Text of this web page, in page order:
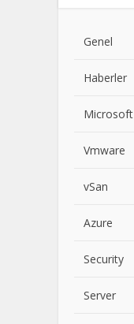
Genel
Haberler
Microsoft
Vmware
vSan
Azure
Security
Server